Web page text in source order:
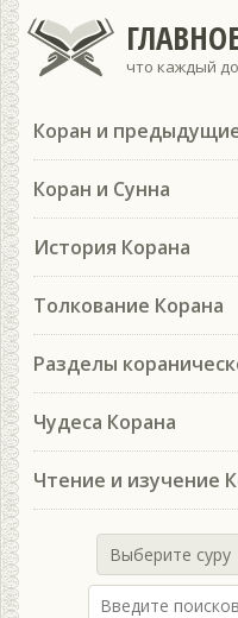
что каждый
Коран и
Коран и Сунна
История Корана
Толкование Корана
Разделы
Чудеса Корана
Чтение и изучение
Выберите суру